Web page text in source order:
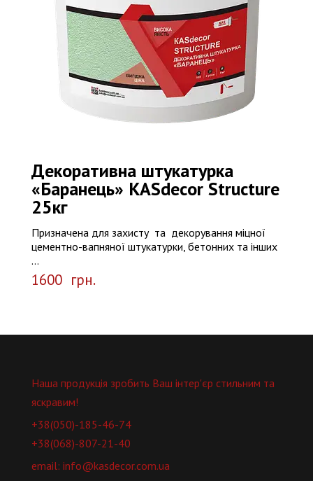
Декоративна штукатурка
«Баранець» КASdecor Structure
25кг
Призначена для захисту та декорування міцної
цементно-вапняної штукатурки, бетонних та інших
...
1600 грн.
Наша продукція зробить Ваш інтер'єр стильним та
яскравим!
+38(050)-185-46-74
+38(068)-807-21-40
email: info@kasdecor.com.ua